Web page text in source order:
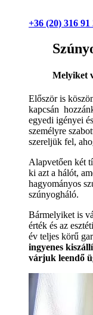
+36 (20) 316 91
Melyiket
Először is
kapcsán
egyedi igényei
személyre
szereljük fel,
Alapvetően két
ki azt a hálót,
hagyományos
szúnyogháló.
Bármelyiket is
érték és az
év teljes körű
ingyenes
várjuk leendő